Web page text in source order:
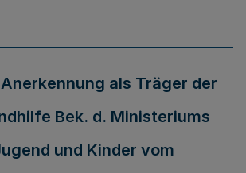
als Träger der
Bek. d. Ministeriums
und Kinder vom